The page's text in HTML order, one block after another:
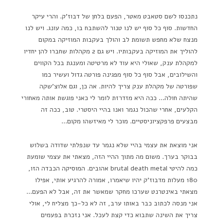
נתכנסו לשם סטאבט מאטר, הפעם בלחן של דבוז'ק. והרי עיקר
החדשות. סוף כל סוף יש לנו טנור להשתבח בו, כמה עונג. ויש לנו
מנצח שלא מחפש תשומת לב והולך בעקבות המוזיקה במקום
להוליך את המוזיקה בעקבותיו. ויש גם 2 מקהלות שחברו להן יחדיו
למקהלת ענק, שאולי היא עוד לא מרטיטה ומענגת בכל הקווים
והשילובים, אבל סוף כל סוף מפגינה פורטה גדול ועשיר כמו
שפורטה של מקהלת ענק צריך להיות. אה כן, וגם אלוצ'שקה
שהיתה חולה… ככה היא מזדרזת לומר לי כאני פוגשת אותה מאחורי
הקלעים, אחרי שהכול נגמר ואנו בהיי היסטרי. טוב, ככה זה
מבצעים פרפקציוניסטיים. מוכר לי מאיזשהו מקום…
אני מוצאת את עצמי בהיי שלא נגמר עד שנפלתי שדודה בשלוש
בבוקר בערך. משום מה מתוך ההיי הזה, מצאתי את עצמי שומעת
כמה להיטי brutal death metal אהובים. המוסיקה הכבדה הזו,
180 מעלות מדבוז'ק יהיו שיאמרו, אמורה להרגיע אותי, אפילו
מצאתי באינטרנט שערכו מחקר שמאשר את זה, אבל לא הפעם…
אני מנסה לכתוב כבר באותו ערב, זה לא כל-כך מצליח לי, אולי
צריך את השינה שתבוא כדי קצת לעכל. אני נזכרת בפעמים